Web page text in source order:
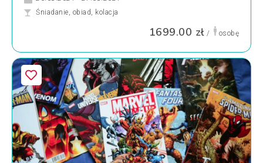
Śniadanie, obiad, kolacja
1699.00 zł / osobę